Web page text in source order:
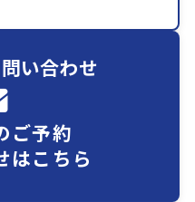
い合わせ
ご予約
はこちら